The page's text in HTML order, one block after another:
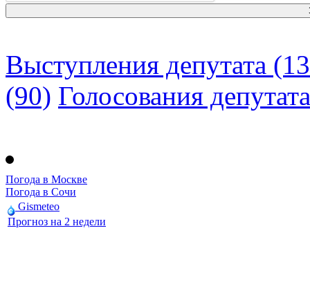
Выступления депутата
(90) Голосования депутата
Погода в Москве
Погода в Сочи
Gismeteo
Прогноз на 2 недели